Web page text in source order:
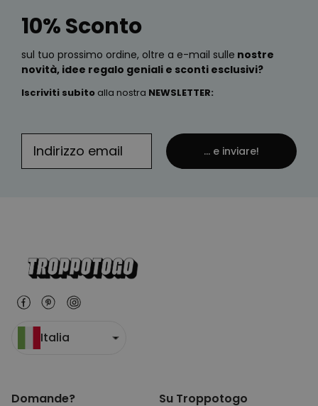
10% Sconto
sul tuo prossimo ordine, oltre a e-mail sulle nostre
novità, idee regalo geniali e sconti esclusivi?
Iscriviti subito alla nostra NEWSLETTER:
... e inviare!
Italia
Domande? Su Troppotogo